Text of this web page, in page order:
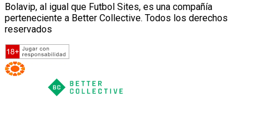
Bolavip, al igual que Futbol Sites, es una compañía
perteneciente a Better Collective. Todos los derechos
reservados